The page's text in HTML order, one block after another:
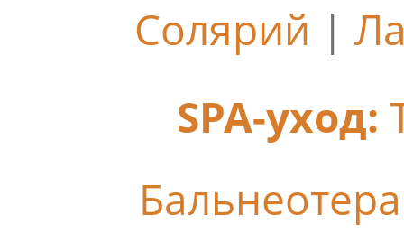
Солярий |
SPA-уход: